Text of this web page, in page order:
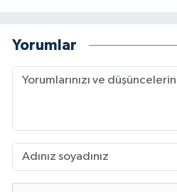
Yorumlar